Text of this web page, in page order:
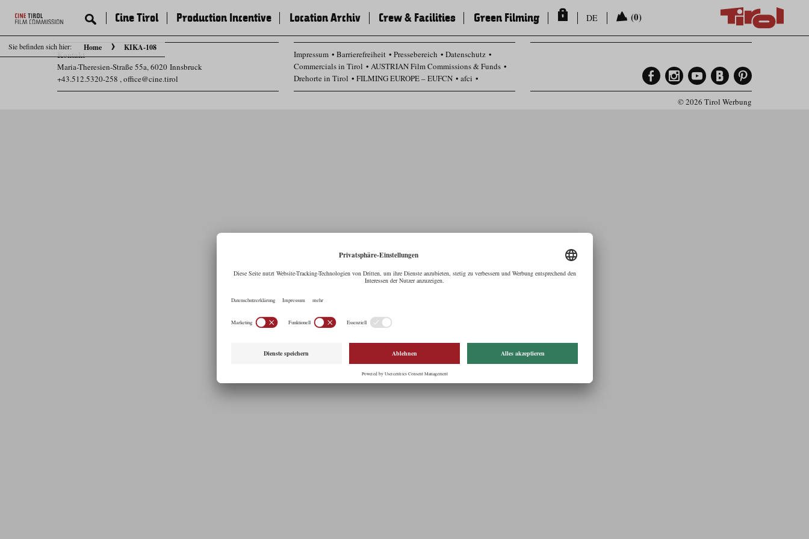
Sie befinden sich hier: Home KIKA-108
Cine Tirol Production Incentive Location Archiv Crew & Facilities Green Filming DE (0)
Kontakt
Maria-Theresien-Straße 55a, 6020 Innsbruck
+43.512.5320-258 ,office@cine.tirol
Impressum Barrierefreiheit Pressebereich
Datenschutz
Commercials in Tirol
AUSTRIAN Film Commissions & Funds
Drehorte in Tirol
FILMING EUROPE – EUFCN
afci
Datenschutz Einstellungen
© 2026 Tirol Werbung